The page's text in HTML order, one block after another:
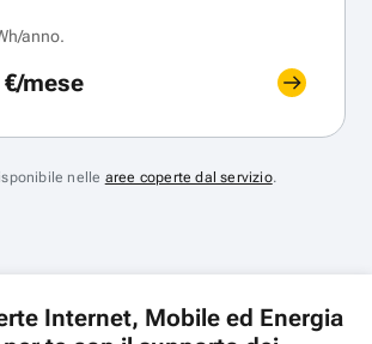
anno.
mese
nelle aree coperte dal servizio.
Internet, Mobile ed Energia